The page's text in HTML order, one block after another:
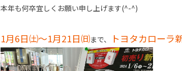
本年も何卒宜しくお願い申し上げます(^-^)
1月6日㈯～1月21日㈰まで、 トヨタカロー